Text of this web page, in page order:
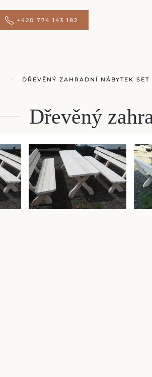
+420 774 143 182
DŘEVĚNÝ ZAHRADNÍ NÁBYTEK
Dřevěný